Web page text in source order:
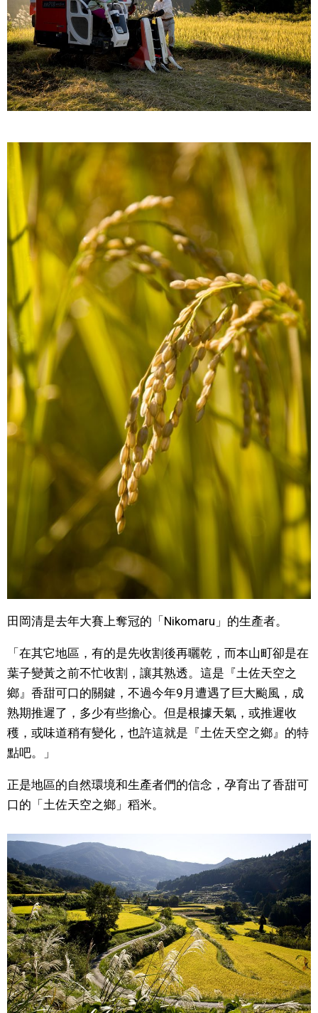
田岡清是去年大賽上奪冠的「Nikomaru」的生產者。
「在其它地區，有的是先收割後再曬乾，而本山町卻是在
葉子變黃之前不忙收割，讓其熟透。這是『土佐天空之
鄉』香甜可口的關鍵，不過今年9月遭遇了巨大颱風，成
熟期推遲了，多少有些擔心。但是根據天氣，或推遲收
穫，或味道稍有變化，也許這就是『土佐天空之鄉』的特
點吧。」
正是地區的自然環境和生產者們的信念，孕育出了香甜可
口的「土佐天空之鄉」稻米。